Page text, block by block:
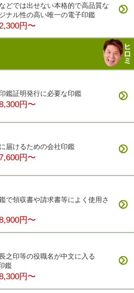
どでは出せない本格的で高品質な
ナル性の高い唯一の電子印鑑
円〜
鑑証明発行に必要な印鑑
円〜
届けるための会社印鑑
円〜
で領収書や請求書等によく使用さ
円〜
之印等の役職名が中文に入る
鑑
円〜